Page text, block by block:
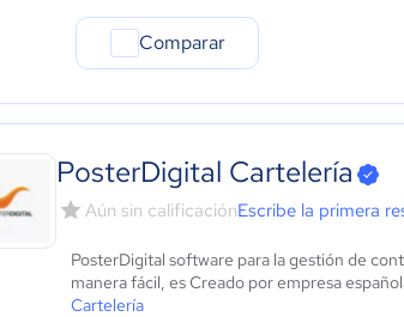
Comparar
PosterDigital Cartelería
Aún sin calificaciónEscribe la primera
PosterDigital software para la gestión de
manera fácil, es Creado por empresa
Cartelería